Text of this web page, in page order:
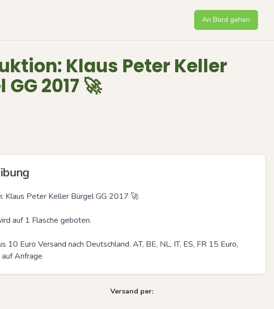
An Bord gehen
Klaus Peter Keller
2017 🚀
Klaus Peter Keller Bürgel GG 2017 🚀
auf 1 Flasche geboten.
10 Euro Versand nach Deutschland. AT, BE, NL, IT, ES, FR 15 Euro,
Anfrage
Versand per: